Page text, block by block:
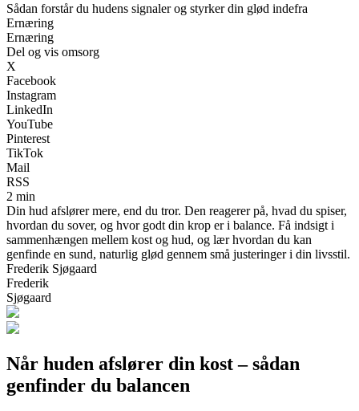
Sådan forstår du hudens signaler og styrker din glød indefra
Ernæring
Ernæring
Del og vis omsorg
X
Facebook
Instagram
LinkedIn
YouTube
Pinterest
TikTok
Mail
RSS
2 min
Din hud afslører mere, end du tror. Den reagerer på, hvad du spiser,
hvordan du sover, og hvor godt din krop er i balance. Få indsigt i
sammenhængen mellem kost og hud, og lær hvordan du kan
genfinde en sund, naturlig glød gennem små justeringer i din livsstil.
Frederik Sjøgaard
Frederik
Sjøgaard
Når huden afslører din kost – sådan
genfinder du balancen